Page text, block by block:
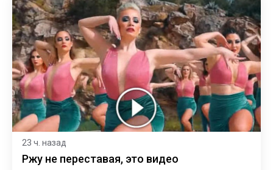
23 ч. назад
Ржу не переставая, это видео